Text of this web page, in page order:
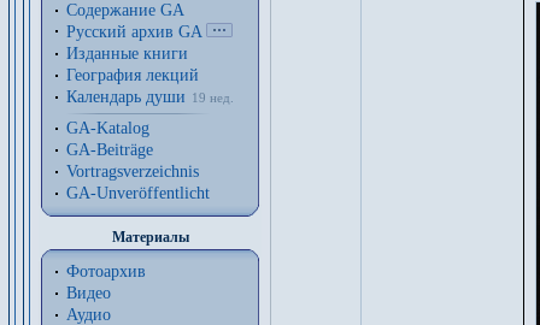
Содержание GA
Русский архив GA
Изданные книги
География лекций
Календарь души
19 нед.
GA-Katalog
GA-Beiträge
Vortragsverzeichnis
GA-Unveröffentlicht
Материалы
Фотоархив
Видео
Аудио